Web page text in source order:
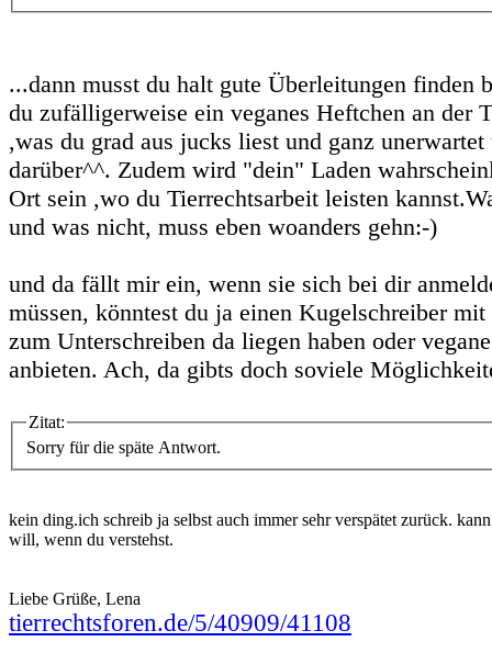
...dann musst du halt gute Überleitungen finden
du zufälligerweise ein veganes Heftchen an der
,was du grad aus jucks liest und ganz
darüber^^. Zudem wird "dein" Laden
Ort sein ,wo du Tierrechtsarbeit leisten
und was nicht, muss eben woanders gehn:-)
und da fällt mir ein, wenn sie sich bei dir
müssen, könntest du ja einen Kugelschreiber
zum Unterschreiben da liegen haben oder
anbieten. Ach, da gibts doch soviele
Zitat:
Sorry für die späte Antwort.
kein ding.ich schreib ja selbst auch immer sehr verspätet zurück.
will, wenn du verstehst.
Liebe Grüße, Lena
tierrechtsforen.de/5/40909/41108